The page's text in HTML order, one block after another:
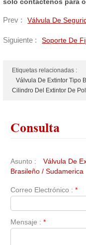
Prev : Válvula De
Siguiente : Soporte De
Etiquetas relacionadas :
Válvula De Extintor Tipo
Cilindro Del Extintor De
Consulta
Asunto :
Válvula De
Brasileño / Sudamerica
Correo Electrónico :*
Mensaje :*